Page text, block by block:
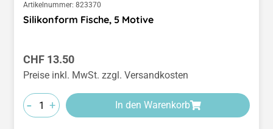
Artikelnummer: 823370
Silikonform Fische, 5 Motive
Regulärer Preis:
CHF 13.50
Preise inkl. MwSt. zzgl. Versandkosten
- + In den Warenkorb